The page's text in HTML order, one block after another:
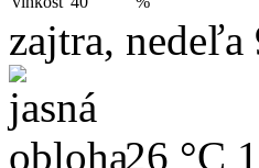
zajtra, nedeľa
26 °C